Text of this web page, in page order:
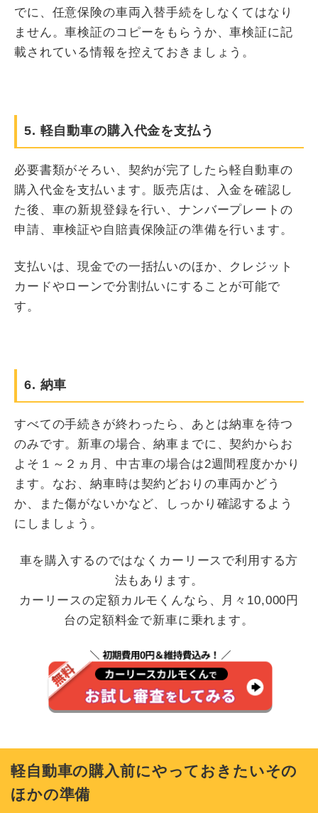
でに、任意保険の車両入替手続をしなくてはなり
ません。車検証のコピーをもらうか、車検証に記
載されている情報を控えておきましょう。
5. 軽自動車の購入代金を支払う
必要書類がそろい、契約が完了したら軽自動車の
購入代金を支払います。販売店は、入金を確認し
た後、車の新規登録を行い、ナンバープレートの
申請、車検証や自賠責保険証の準備を行います。
支払いは、現金での一括払いのほか、クレジット
カードやローンで分割払いにすることが可能で
す。
6. 納車
すべての手続きが終わったら、あとは納車を待つ
のみです。新車の場合、納車までに、契約からお
よそ１～２ヵ月、中古車の場合は2週間程度かかり
ます。なお、納車時は契約どおりの車両かどう
か、また傷がないかなど、しっかり確認するよう
にしましょう。
車を購入するのではなくカーリースで利用する方
法もあります。
カーリースの定額カルモくんなら、月々10,000円
台の定額料金で新車に乗れます。
軽自動車の購入前にやっておきたいその
ほかの準備